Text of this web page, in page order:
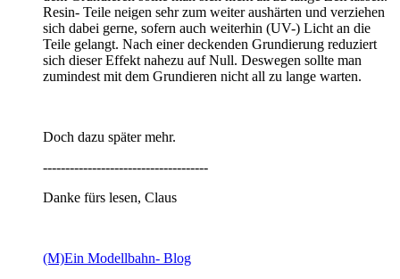
Resin- Teile neigen sehr zum weiter aushärten und verziehen
sich dabei gerne, sofern auch weiterhin (UV-) Licht an die
Teile gelangt. Nach einer deckenden Grundierung reduziert
sich dieser Effekt nahezu auf Null. Deswegen sollte man
zumindest mit dem Grundieren nicht all zu lange warten.
Doch dazu später mehr.
-------------------------------------
Danke fürs lesen, Claus
(M)Ein Modellbahn- Blog